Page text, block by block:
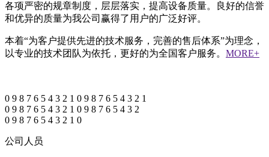
各项严密的规章制度，层层落实，提高设备质量。良好的信誉
和优异的质量为我公司赢得了用户的广泛好评。
本着“为客户提供先进的技术服务，完善的售后体系”为理念，
以专业的技术团队为依托，更好的为全国客户服务。 MORE+
0 9 8 7 6 5 4 3 2 1 0 9 8 7 6 5 4 3 2 1
0 9 8 7 6 5 4 3 2 1 0 9 8 7 6 5 4 3 2
0 9 8 7 6 5 4 3 2 1 0
公司人员